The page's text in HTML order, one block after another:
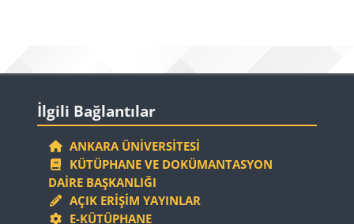
Bloklar
İlgili Bağlantılar
ANKARA ÜNIVERSITESI
KÜTÜPHANE VE DOKÜMANTASYON
DAIRE BAŞKANLIĞI
AÇIK ERIŞIM YAYINLAR
E-KÜTÜPHANE